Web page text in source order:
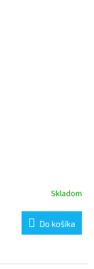
Skladom
Do košíka